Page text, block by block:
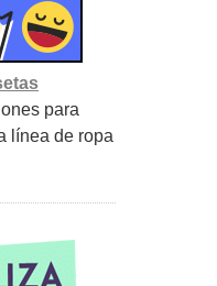
para
línea de ropa